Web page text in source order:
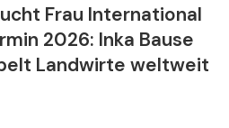
Frau International
2026: Inka Bause
Landwirte weltweit